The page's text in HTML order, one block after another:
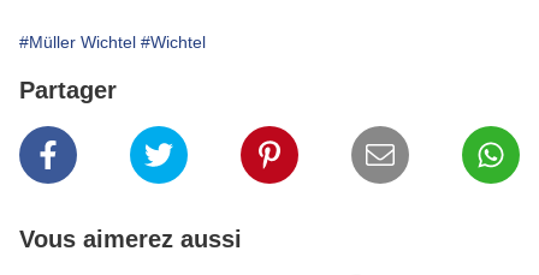
#Müller Wichtel #Wichtel
Partager
Vous aimerez aussi